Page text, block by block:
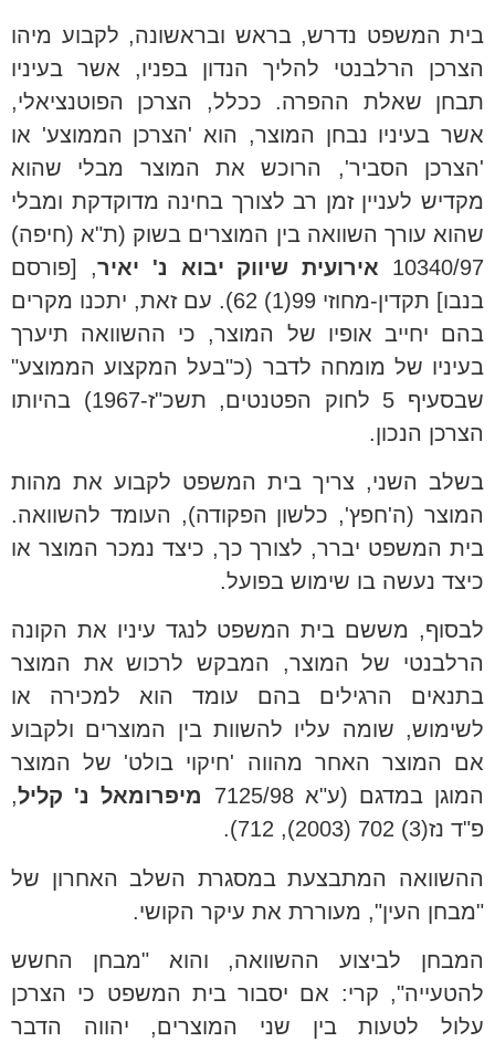
בית המשפט נדרש, בראש ובראשונה, לקבוע מיהו
הצרכן הרלבנטי להליך הנדון בפניו, אשר בעיניו
תבחן שאלת ההפרה. ככלל, הצרכן הפוטנציאלי,
אשר בעיניו נבחן המוצר, הוא 'הצרכן הממוצע' או
'הצרכן הסביר', הרוכש את המוצר מבלי שהוא
מקדיש לעניין זמן רב לצורך בחינה מדוקדקת ומבלי
שהוא עורך השוואה בין המוצרים בשוק (ת"א (חיפה)
10340/97
אירועית שיווק יבוא נ' יאיר, [פורסם
בנבו] תקדין-מחוזי 99(1) 62). עם זאת, יתכנו מקרים
בהם יחייב אופיו של המוצר, כי ההשוואה תיערך
בעיניו של מומחה לדבר (כ"בעל המקצוע הממוצע"
שבסעיף 5 לחוק הפטנטים, תשכ"ז-1967) בהיותו
הצרכן הנכון.
בשלב השני, צריך בית המשפט לקבוע את מהות
המוצר (ה'חפץ', כלשון הפקודה), העומד להשוואה.
בית המשפט יברר, לצורך כך, כיצד נמכר המוצר או
כיצד נעשה בו שימוש בפועל.
לבסוף, מששם בית המשפט לנגד עיניו את הקונה
הרלבנטי של המוצר, המבקש לרכוש את המוצר
בתנאים הרגילים בהם עומד הוא למכירה או
לשימוש, שומה עליו להשוות בין המוצרים ולקבוע
אם המוצר האחר מהווה 'חיקוי בולט' של המוצר
המוגן במדגם (ע"א 7125/98
מיפרומאל נ' קליל,
פ"ד נז(3) 702 (2003), 712).
ההשוואה המתבצעת במסגרת השלב האחרון של
"מבחן העין", מעוררת את עיקר הקושי.
המבחן לביצוע ההשוואה, והוא "מבחן החשש
להטעייה", קרי: אם יסבור בית המשפט כי הצרכן
עלול לטעות בין שני המוצרים, יהווה הדבר